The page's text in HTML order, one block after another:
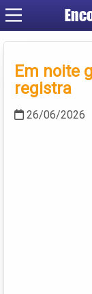
Em noite
registra
26/06/2026